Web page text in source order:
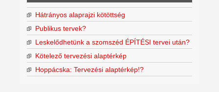
Hátrányos alaprajzi kötöttség
Publikus tervek?
Leskelődhetünk a szomszéd ÉPÍTÉSI tervei után?
Kötelező tervezési alaptérkép
Hoppácska: Tervezési alaptérkép!?